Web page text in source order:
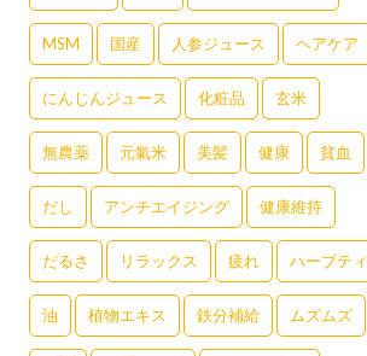
MSM 国産 人参ジュース ヘアケア
にんじんジュース 化粧品 玄米
無農薬 元氣米 美髪 健康 貧血
だし アンチエイジング 健康維持
だるさ リラックス 疲れ ハーブティ
油 植物エキス 鉄分補給 ムズムズ